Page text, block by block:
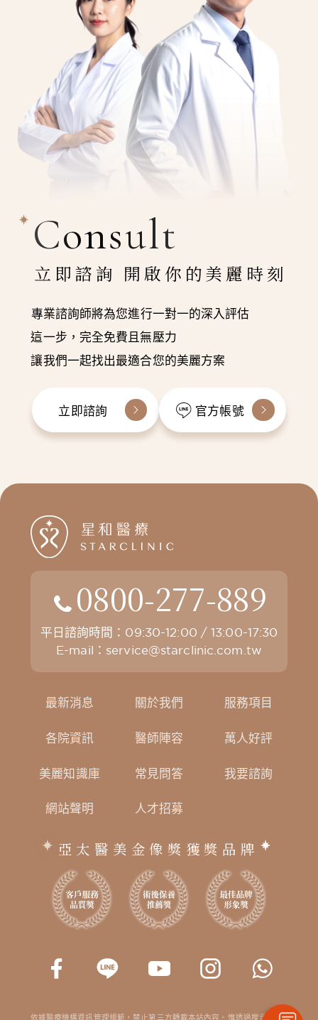
Consult
立即諮詢 開啟你的美麗時刻
專業諮詢師將為您進行一對一的深入評估
這一步，完全免費且無壓力
讓我們一起找出最適合您的美麗方案
立即諮詢 官方帳號
0800-277-889
平日諮詢時間：09:30-12:00 / 13:00-17:30
E-mail： service@starclinic.com.tw
最新消息 關於我們 服務項目
各院資訊 醫師陣容 萬人好評
美麗知識庫 常見問答 我要諮詢
網站聲明 人才招募
亞太醫美金像獎獲獎品牌
依據醫療機構資訊管理規範，禁止第三方轉載本站內容。惟透過搜尋